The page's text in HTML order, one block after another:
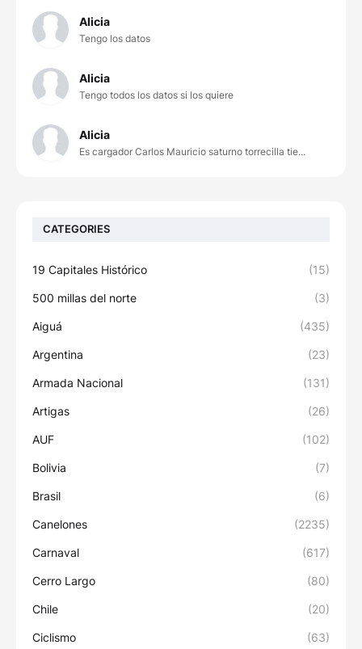
Alicia
Tengo los datos
Alicia
Tengo todos los datos si los quiere
Alicia
Es cargador Carlos Mauricio saturno torrecilla tie...
CATEGORIES
19 Capitales Histórico (15)
500 millas del norte (3)
Aiguá (435)
Argentina (23)
Armada Nacional (131)
Artigas (26)
AUF (102)
Bolivia (7)
Brasil (6)
Canelones (2235)
Carnaval (617)
Cerro Largo (80)
Chile (20)
Ciclismo (63)